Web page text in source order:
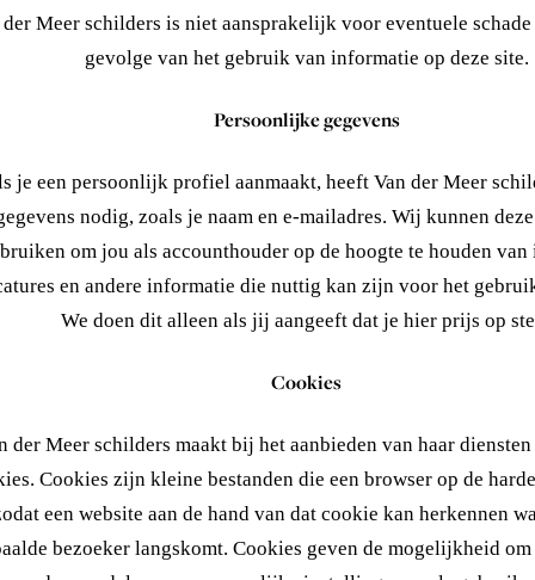
der Meer schilders is niet aansprakelijk voor eventuele
gevolge van het gebruik van informatie op deze site.
Persoonlijke gegevens
je een persoonlijk profiel aanmaakt, heeft Van der Meer
nodig, zoals je naam en e-mailadres. Wij kunnen
om jou als accounthouder op de hoogte te houden van
en andere informatie die nuttig kan zijn voor het
We doen dit alleen als jij aangeeft dat je hier prijs op
Cookies
der Meer schilders maakt bij het aanbieden van haar
Cookies zijn kleine bestanden die een browser op de
een website aan de hand van dat cookie kan herkennen
bezoeker langskomt. Cookies geven de mogelijkheid